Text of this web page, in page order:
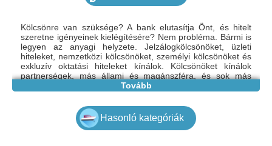
Kölcsönre van szüksége? A bank elutasítja Önt, és hitelt
szeretne igényeinek kielégítésére? Nem probléma. Bármi is
legyen az anyagi helyzete. Jelzálogkölcsönöket, üzleti
hiteleket, nemzetközi kölcsönöket, személyi kölcsönöket és
exkluzív oktatási hiteleket kínálok. Kölcsönöket kínálok
partnerségek, más állami és magánszféra, és sok más
számára. Bármely kölcsönt, ingatlant, finanszírozást és
kínálok. Lépjen kapcsolatba velem még ma, és élvezze az
első osztályú pénzügyi kölcsön szolgáltatásait: vegye fel a
kapcsolatot: gabrielladobradi@gmail.com
Tovább
Hasonló kategóriák